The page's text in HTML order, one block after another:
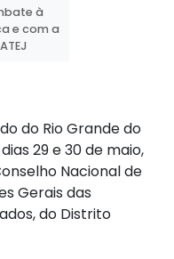
à
e com a
do Rio Grande do
29 e 30 de maio,
Nacional de
Gerais das
do Distrito